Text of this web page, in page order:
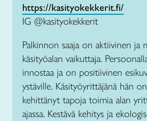
https://kasityokekkerit.fi/
IG @kasityokekkerit
Palkinnon saaja on aktiivinen ja
käsityöalan vaikuttaja.
innostaa ja on positiivinen
ystäville. Käsityöyrittäjänä hän
kehittänyt tapoja toimia alan
ajassa. Kestävä kehitys ja